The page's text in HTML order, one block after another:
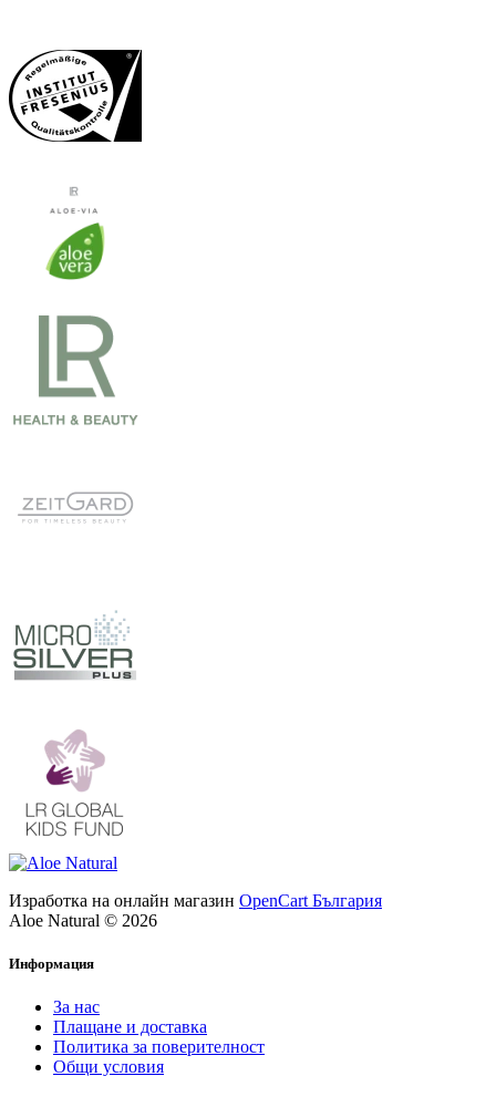
Изработка на онлайн магазин OpenCart България
Aloe Natural © 2026
Информация
За нас
Плащане и доставка
Политика за поверителност
Общи условия